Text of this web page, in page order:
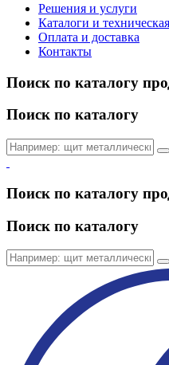
Решения и услуги
Каталоги и
Оплата и доставка
Контакты
Поиск по каталогу
Поиск по каталогу
Поиск по каталогу
Поиск по каталогу